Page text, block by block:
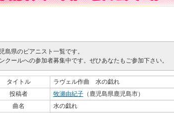
島県のピアニスト一覧です。
クールへの参加者募集中です。ぜひあなたもご参加下さい。
タイトル
ラヴェル作曲 水の戯れ
投稿者
牧瀬由紀子（鹿児島県鹿児島市）
曲名
水の戯れ